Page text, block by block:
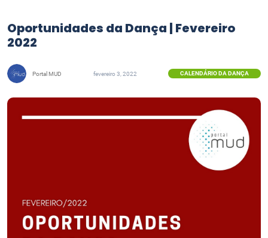
Oportunidades da Dança | Fevereiro
2022
Portal MUD fevereiro 3, 2022 CALENDÁRIO DA DANÇA